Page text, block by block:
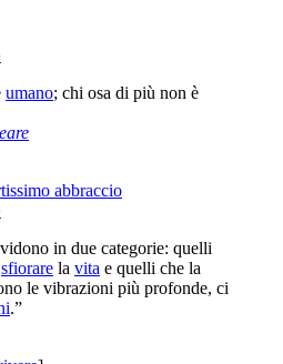
umano; chi osa di più non è
abbraccio
in due categorie: quelli
sfiorare la vita e quelli che la
le vibrazioni più profonde, ci
.”